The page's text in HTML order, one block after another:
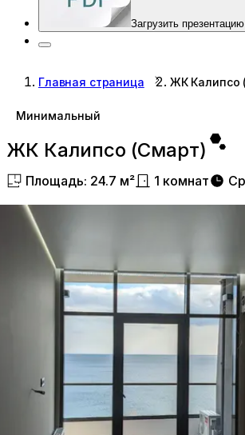
Загрузить презентацию
Главная страница ЖК Калипсо
Минимальный
ЖК Калипсо (Смарт)
Площадь: 24.7 м² 1 комнат